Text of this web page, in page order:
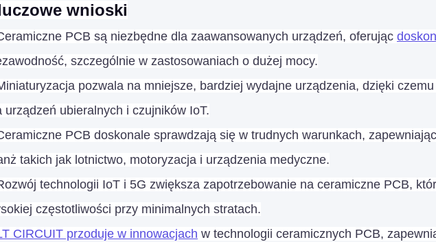
wnioski
PCB są niezbędne dla zaawansowanych urządzeń, oferując
szczególnie w zastosowaniach o dużej mocy.
pozwala na mniejsze, bardziej wydajne urządzenia, dzięki
urządzeń ubieralnych i czujników IoT.
PCB doskonale sprawdzają się w trudnych warunkach,
takich jak lotnictwo, motoryzacja i urządzenia medyczne.
technologii IoT i 5G zwiększa zapotrzebowanie na ceramiczne PCB,
częstotliwości przy minimalnych stratach.
CIRCUIT przoduje w innowacjach w technologii ceramicznych PCB,